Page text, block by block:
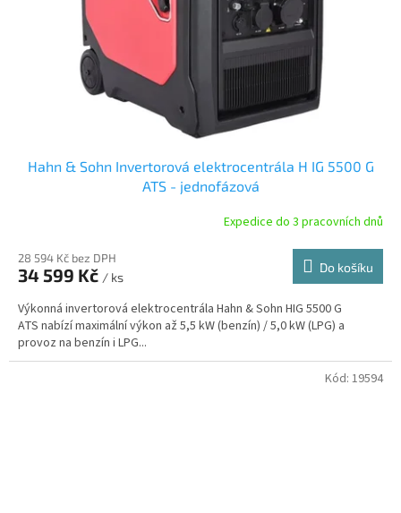
Hahn & Sohn Invertorová elektrocentrála H IG 5500 G
ATS - jednofázová
Expedice do 3 pracovních dnů
28 594 Kč bez DPH
34 599 Kč / ks
Do košíku
Výkonná invertorová elektrocentrála Hahn & Sohn HIG 5500 G
ATS nabízí maximální výkon až 5,5 kW (benzín) / 5,0 kW (LPG) a
provoz na benzín i LPG...
Kód: 19594